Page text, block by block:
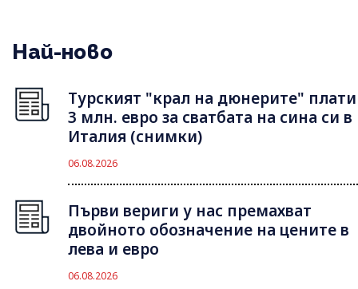
Най-ново
Турският "крал на дюнерите" плати
3 млн. евро за сватбата на сина си в
Италия (снимки)
06.08.2026
Първи вериги у нас премахват
двойното обозначение на цените в
лева и евро
06.08.2026